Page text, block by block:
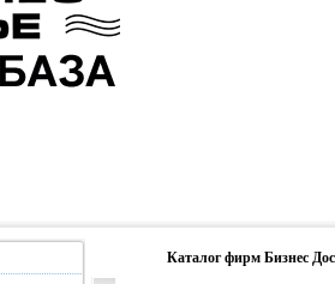
Каталог фирм Бизнес